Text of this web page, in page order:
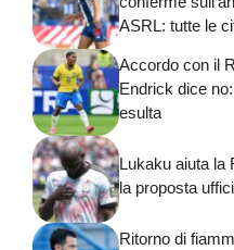
ASRL: tutte le
Accordo con il
Endrick dice
esulta
Lukaku aiuta la
la proposta
Ritorno di